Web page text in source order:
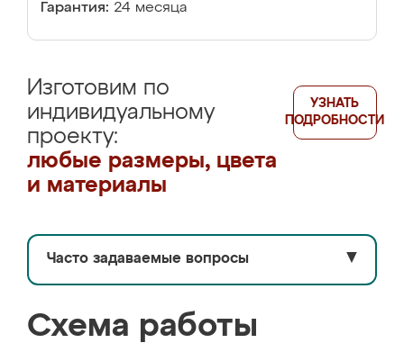
Гарантия: 24 месяца
Изготовим по
индивидуальному
проекту:
любые размеры, цвета
и материалы
УЗНАТЬ
ПОДРОБНОСТИ
Часто задаваемые вопросы ▼
Схема работы